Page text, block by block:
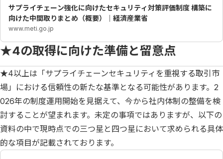
サプライチェーン強化に向けたセキュリティ対策評価制度 構築に
向けた中間取りまとめ（概要）｜経済産業省
www.meti.go.jp
★4の取得に向けた準備と留意点
★4以上は「サプライチェーンセキュリティを重視する取引市
場」における信頼性の新たな基準となる可能性があります。2
026年の制度運用開始を見据えて、今から社内体制の整備を検
討することが望まれます。未定の事項ではありますが、以下の
資料の中で現時点での三つ星と四つ星において求められる具体
的な項目が記載されております。